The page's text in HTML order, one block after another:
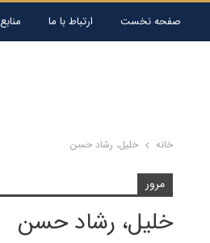
صفحه نخست ارتباط با ما منابع
خانه خلیل، رشاد حسن
مرور
خلیل، رشاد حسن